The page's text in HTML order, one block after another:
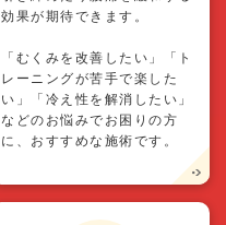
効果が期待できます。
「むくみを改善したい」「ト
レーニングが苦手で楽した
い」「冷え性を解消したい」
などのお悩みでお困りの方
に、おすすめな施術です。